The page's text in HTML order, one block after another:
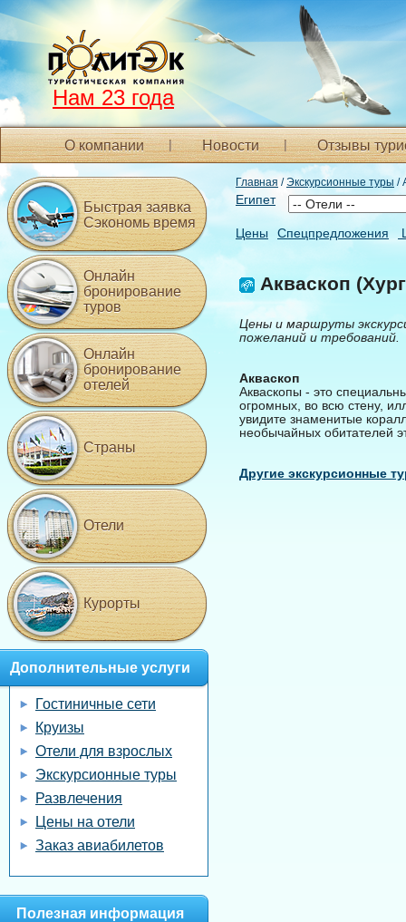
Нам 23 года
О компании Новости Отзывы
Главная /Экскурсионные туры /
Египет
Цены Спецпредложения
Акваскоп
Цены и маршруты
пожеланий и требований.
Акваскоп
Акваскопы - это
огромных, во всю стену,
увидите знаменитые
необычайных обитателей
Другие экскурсионные
Быстрая заявка
Сэкономь время
Онлайн
бронирование
туров
Онлайн
бронирование
отелей
Страны
Отели
Курорты
Дополнительные услуги
Гостиничные сети
Круизы
Отели для взрослых
Экскурсионные туры
Развлечения
Цены на отели
Заказ авиабилетов
Полезная информация